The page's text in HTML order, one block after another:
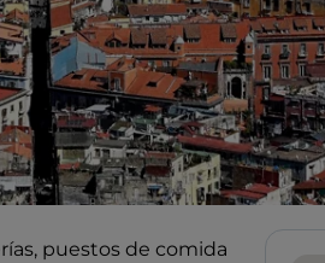
puestos de comida